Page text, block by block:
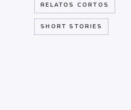
RELATOS CORTOS
SHORT STORIES